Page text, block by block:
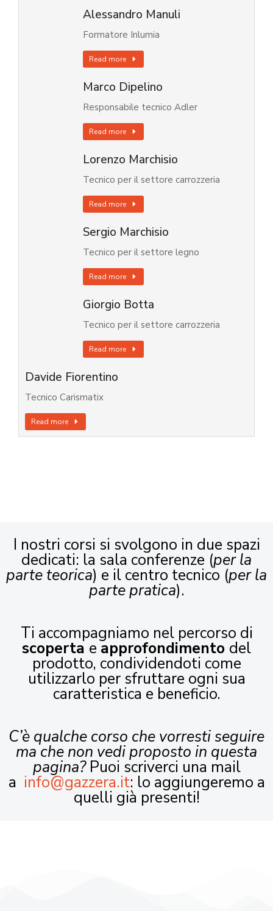
Alessandro Manuli
Formatore Inlumia
Read more
Marco Dipelino
Responsabile tecnico Adler
Read more
Lorenzo Marchisio
Tecnico per il settore carrozzeria
Read more
Sergio Marchisio
Tecnico per il settore legno
Read more
Giorgio Botta
Tecnico per il settore carrozzeria
Read more
Davide Fiorentino
Tecnico Carismatix
Read more
I nostri corsi si svolgono in due spazi
dedicati: la sala conferenze (per la
parte teorica) e il centro tecnico (per la
parte pratica).
Ti accompagniamo nel percorso di
scoperta e approfondimento del
prodotto, condividendoti come
utilizzarlo per sfruttare ogni sua
caratteristica e beneficio.
C’è qualche corso che vorresti seguire
ma che non vedi proposto in questa
pagina?Puoi scriverci una mail
a info@gazzera.it: lo aggiungeremo a
quelli già presenti!